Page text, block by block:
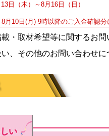
（木）～8月16日（日）
月10日(月) 9時以降のご入金確認
・取材希望等に関するお問
、その他のお問い合わせに